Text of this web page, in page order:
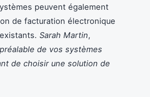
peuvent également
de facturation électronique
Sarah Martin,
de vos systèmes
de choisir une solution de